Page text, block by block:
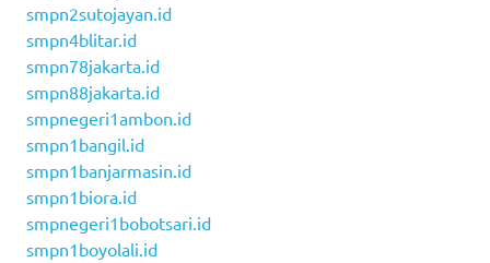
smpn2sutojayan.id
smpn4blitar.id
smpn78jakarta.id
smpn88jakarta.id
smpnegeri1ambon.id
smpn1bangil.id
smpn1banjarmasin.id
smpn1biora.id
smpnegeri1bobotsari.id
smpn1boyolali.id